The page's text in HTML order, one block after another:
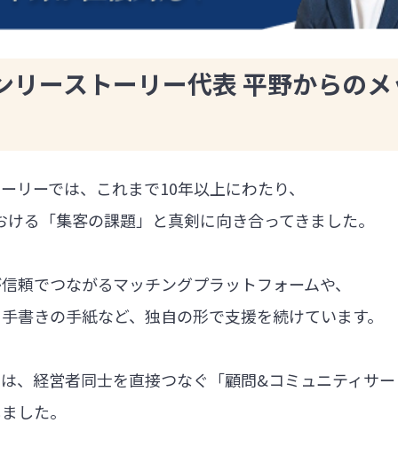
リーストーリー代表 平野からの
リーでは、これまで10年以上にわたり、
る「集客の課題」と真剣に向き合ってきました。
頼でつながるマッチングプラットフォームや、
書きの手紙など、独自の形で支援を続けています。
、経営者同士を直接つなぐ「顧問&コミュニティサ
した。